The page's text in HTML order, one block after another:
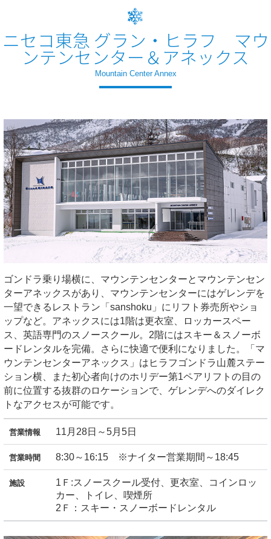
トリフィート ホテル＆ポッド ニセコ
ニセコ東急 グラン・ヒラフ マウ
ンテンセンター＆アネックス
Mountain Center Annex
ゴンドラ乗り場横に、マウンテンセンターとマウンテンセン
ターアネックスがあり、マウンテンセンターにはゲレンデを
一望できるレストラン「sanshoku」にリフト券売所やショ
ップなど。アネックスには1階は更衣室、ロッカースペー
ス、英語専門のスノースクール。2階にはスキー＆スノーボ
ードレンタルを完備。さらに快適で便利になりました。「マ
ウンテンセンターアネックス」はヒラフゴンドラ山麓ステー
ション横、また初心者向けのホリデー第1ペアリフトの目の
前に位置する抜群のロケーションで、ゲレンデへのダイレク
トなアクセスが可能です。
営業情報 11月28日～5月5日
営業時間 8:30～16:15 ※ナイター営業期間～18:45
施設
1Ｆ:スノースクール受付、更衣室、コインロッ
カー、トイレ、喫煙所
2Ｆ：スキー・スノーボードレンタル